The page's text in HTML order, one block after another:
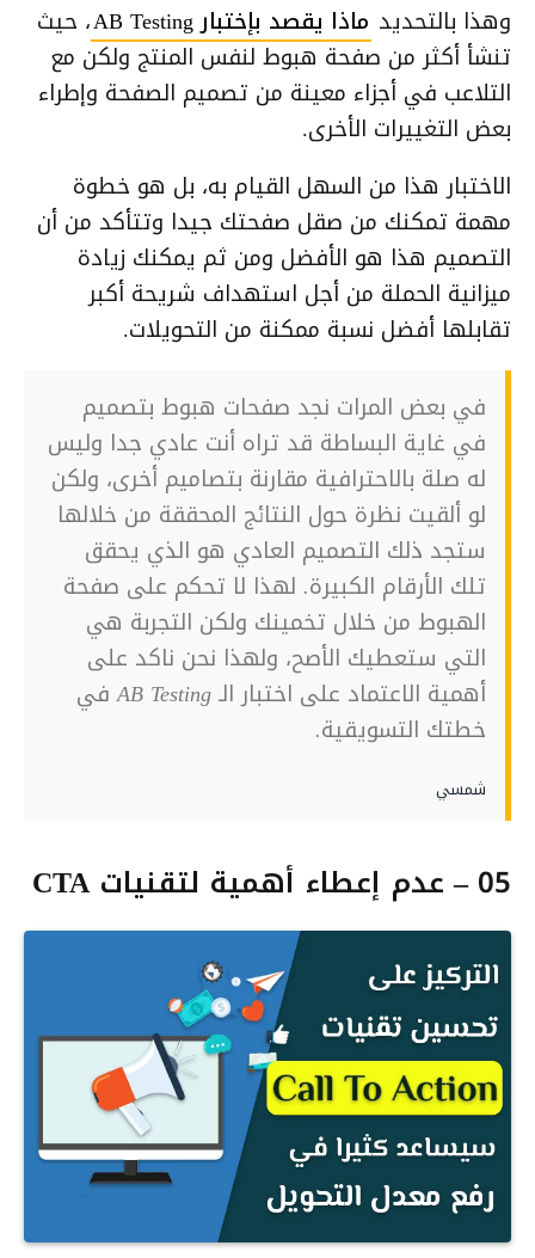
وهذا بالتحديد ماذا يقصد بإختبار AB Testing
، حيث
تنشأ أكثر من صفحة هبوط لنفس المنتج ولكن مع
التلاعب في أجزاء معينة من تصميم الصفحة وإطراء
بعض التغييرات الأخرى.
الاختبار هذا من السهل القيام به، بل هو خطوة
مهمة تمكنك من صقل صفحتك جيدا وتتأكد من أن
التصميم هذا هو الأفضل ومن ثم يمكنك زيادة
ميزانية الحملة من أجل استهداف شريحة أكبر
تقابلها أفضل نسبة ممكنة من التحويلات.
في بعض المرات نجد صفحات هبوط بتصميم
في غاية البساطة قد تراه أنت عادي جدا وليس
له صلة بالاحترافية مقارنة بتصاميم أخرى، ولكن
لو ألقيت نظرة حول النتائج المحققة من خلالها
ستجد ذلك التصميم العادي هو الذي يحقق
تلك الأرقام الكبيرة. لهذا لا تحكم على صفحة
الهبوط من خلال تخمينك ولكن التجربة هي
التي ستعطيك الأصح، ولهذا نحن ناكد على
أهمية الاعتماد على اختبار الـ AB Testing في
خطتك التسويقية.
شمسي
05 – عدم إعطاء أهمية لتقنيات CTA